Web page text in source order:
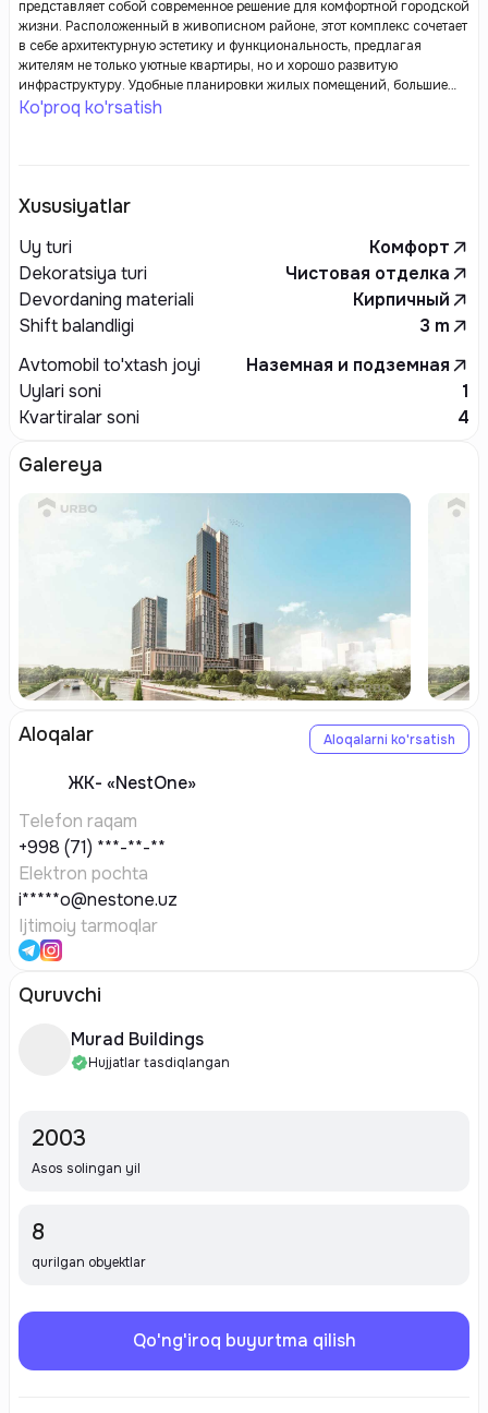
представляет собой современное решение для комфортной городской
жизни. Расположенный в живописном районе, этот комплекс сочетает
в себе архитектурную эстетику и функциональность, предлагая
жителям не только уютные квартиры, но и хорошо развитую
инфраструктуру. Удобные планировки жилых помещений, большие
окна, наполняющие квартиры светом, создают комфортную атмосферу
Ko'proq ko'rsatish
Xususiyatlar
Uy turi
Комфорт
Dekoratsiya turi
Чистовая отделка
Devordaning materiali
Кирпичный
Shift balandligi
3 m
Avtomobil to'xtash joyi
Наземная и подземная
Uylari soni
1
Kvartiralar soni
4
Galereya
Aloqalar Aloqalarni ko'rsatish
ЖК- «NestOne»
Telefon raqam
+998 (71) ***-**-**
Elektron pochta
i*****o@nestone.uz
Ijtimoiy tarmoqlar
Quruvchi
Murad Buildings
Hujjatlar tasdiqlangan
2003
Asos solingan yil
8
qurilgan obyektlar
Qo'ng'iroq buyurtma qilish